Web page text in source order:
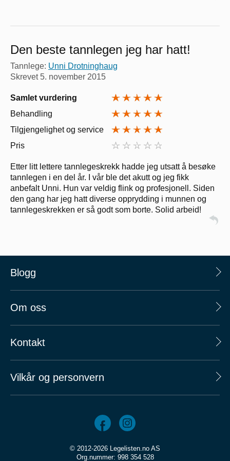
Den beste tannlegen jeg har hatt!
Tannlege: Unni Drotninghaug
Skrevet 5. november 2015
Samlet vurdering
Behandling
Tilgjengelighet og service
Pris
Etter litt lettere tannlegeskrekk hadde jeg utsatt å besøke
tannlegen i en del år. I vår ble det akutt og jeg fikk
anbefalt Unni. Hun var veldig flink og profesjonell. Siden
den gang har jeg hatt diverse opprydding i munnen og
tannlegeskrekken er så godt som borte. Solid arbeid!
Blogg
Om oss
Kontakt
Vilkår og personvern
© 2012-2026 Legelisten.no AS
Org.nummer: 998 354 528